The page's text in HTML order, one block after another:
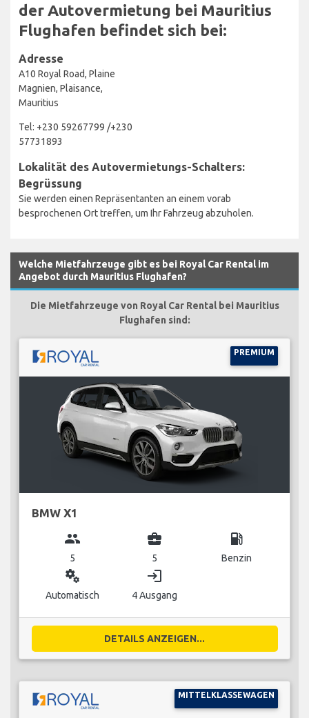
der Autovermietung bei Mauritius
Flughafen befindet sich bei:
Adresse
A10 Royal Road, Plaine
Magnien, Plaisance,
Mauritius
Tel: +230 59267799 /+230
57731893
Lokalität des Autovermietungs-Schalters:
Begrüssung
Sie werden einen Repräsentanten an einem vorab
besprochenen Ort treffen, um Ihr Fahrzeug abzuholen.
Welche Mietfahrzeuge gibt es bei Royal Car Rental im
Angebot durch Mauritius Flughafen?
Die Mietfahrzeuge von Royal Car Rental bei Mauritius
Flughafen sind:
PREMIUM
BMW X1
group
5
business_center
5
local_gas_station
Benzin
miscellaneous_services
Automatisch
login
4 Ausgang
DETAILS ANZEIGEN...
MITTELKLASSEWAGEN